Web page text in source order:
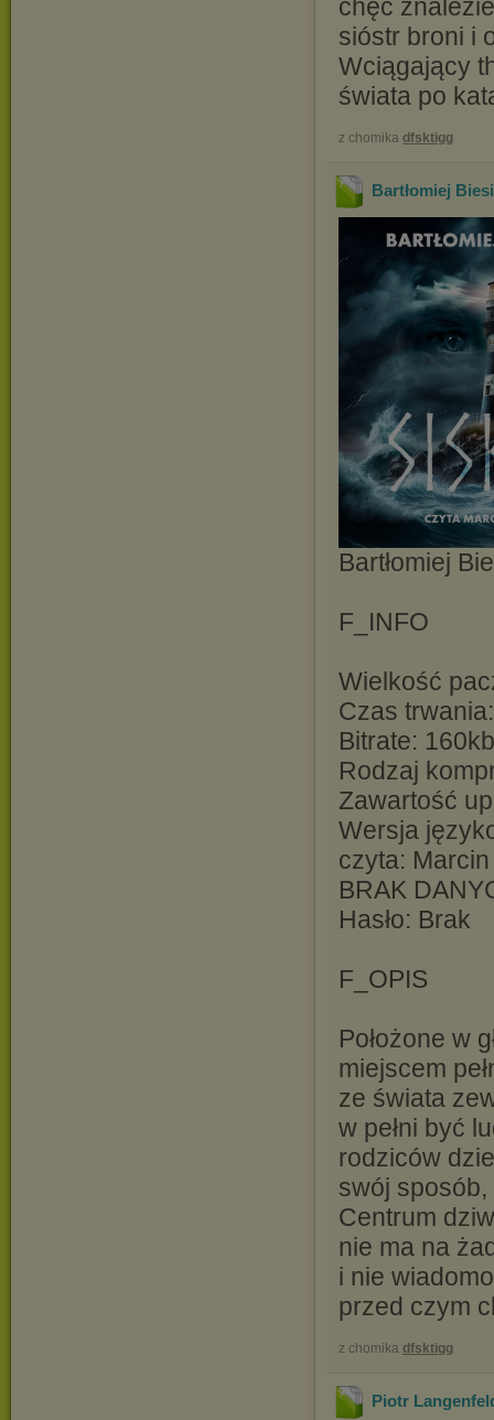
chęć
sióstr broni i
Wciągający
świata po
z chomika dfsktigg
Bartłomiej
Bartłomiej
F_INFO
Wielkość
Czas
Bitrate:
Rodzaj
Zawartość
Wersja
czyta:
BRAK
Hasło: Brak
F_OPIS
Położone w
miejscem
ze świata
w pełni być
rodziców
swój
Centrum
nie ma na
i nie
przed czym
z chomika dfsktigg
Piotr